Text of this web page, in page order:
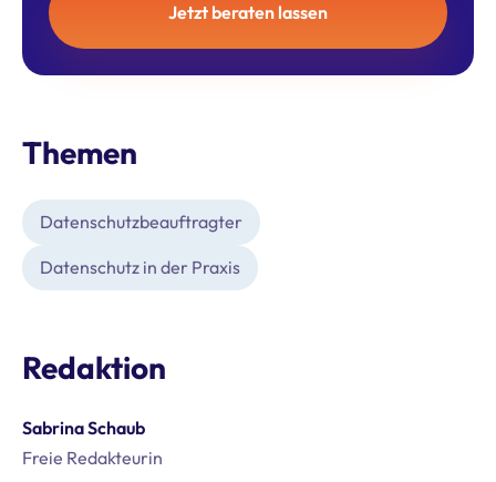
Jetzt beraten lassen
Themen
Datenschutz­beauftragter
Datenschutz in der Praxis
Redaktion
Sabrina Schaub
Freie Redakteurin